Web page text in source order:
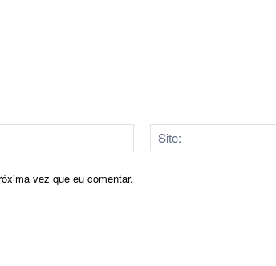
mail:*
vez que eu comentar.